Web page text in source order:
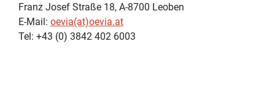
Franz Josef Straße 18, A-8700 Leoben
E-Mail: oevia(at)oevia.at
Tel: +43 (0) 3842 402 6003